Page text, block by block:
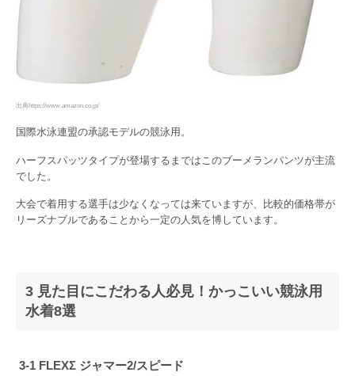
出典https://www.amazon.co.jp/
国際水泳連盟の承認モデルの競泳用。
ハーフスパッツタイプが登場するまではこのブーメランパンツが主流
でした。
大会で着用する選手は少なくなっては来ていますが、比較的価格帯が
リーズナブルであることから一定の人気を博しています。
3 見た目にこだわる人必見！かっこいい競泳用
水着8選
3-1 FLEXΣ ジャマー2/スピード